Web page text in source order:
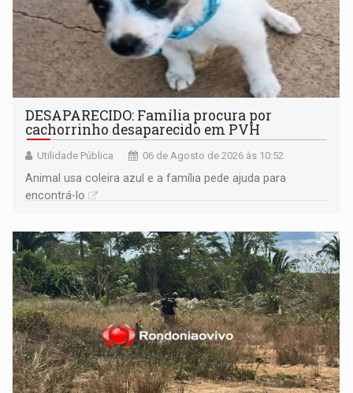
DESAPARECIDO: Família procura por
cachorrinho desaparecido em PVH
Utilidade Pública 06 de Agosto de 2026 às 10:52
Animal usa coleira azul e a família pede ajuda para
encontrá-lo